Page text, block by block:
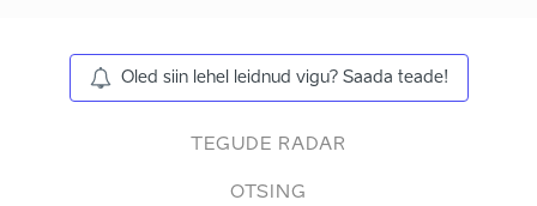
Oled siin lehel leidnud vigu? Saada teade!
TEGUDE RADAR
OTSING